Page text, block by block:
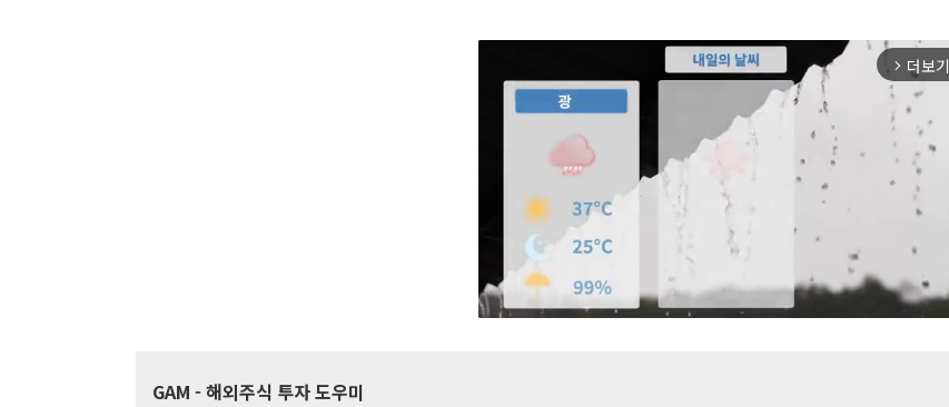
arrow_forward_ios 더보기
GAM - 해외주식 투자 도우미